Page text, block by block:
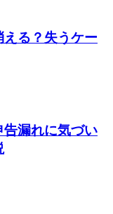
る？失うケー
漏れに気づい